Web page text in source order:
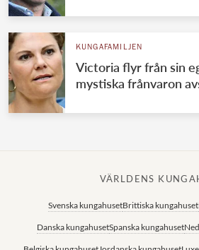
KUNGAFAMILJEN
Victoria flyr från sin
mystiska frånvaron
VÄRLDENS
Svenska kungahusetBrittiska kungahuset
Danska kungahusetSpanska kungahuset